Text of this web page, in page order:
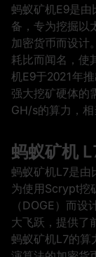
蚂蚁矿机E9是
备，专为挖掘以
加密货币而设计
耗比而闻名，使
机E9于2021年
强大挖矿硬体的
GH/s的算力，
蚂蚁矿机
蚂蚁矿机L7是由
为使用Scrypt挖
（DOGE）而
大飞跃，提供了
蚂蚁矿机L7的